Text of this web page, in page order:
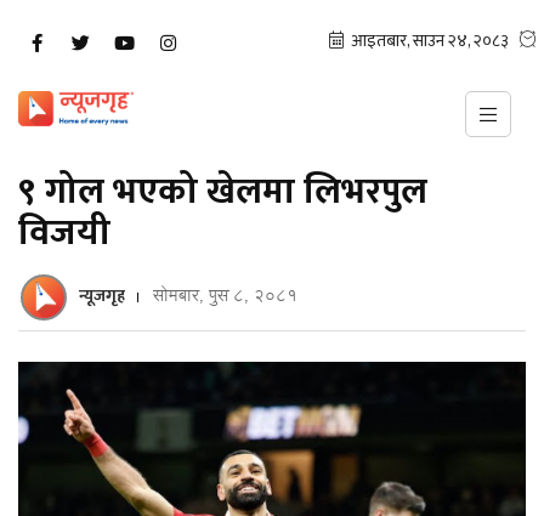
९ गोल भएको खेलमा लिभरपुल
विजयी
न्यूजगृह सोमबार, पुस ८, २०८१